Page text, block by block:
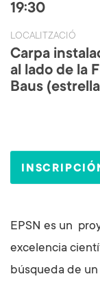
19:30
LOCALITZACIÓ
Carpa
al lado de la
Baus
EPSN es un
excelencia
búsqueda de